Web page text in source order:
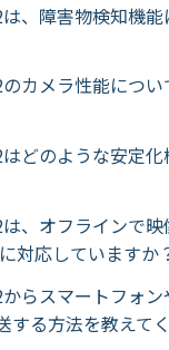
、障害物検知機
カメラ性能につい
どのような安定
、オフラインで
対応していますか
らスマートフォ
する方法を教えてく